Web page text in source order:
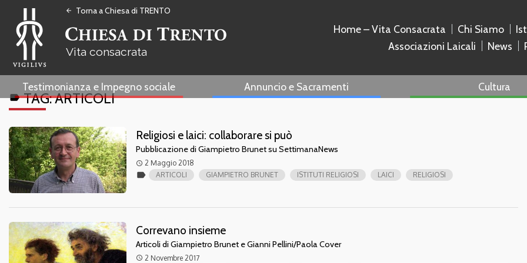
arrow_back Torna a Chiesa di TRENTO
Vita consacrata
Home – Vita Consacrata Chi Siamo
Associazioni Laicali
News
Testimonianza e Impegno sociale Annuncio e Sacramenti Cultura
labelTAG:ARTICOLI
Religiosi e laici: collaborare si può
Pubblicazione di Giampietro Brunet su SettimanaNews
access_time 2 Maggio 2018
label ARTICOLI GIAMPIETRO BRUNET ISTITUTI RELIGIOSI LAICI RELIGIOSI
Correvano insieme
Articoli di Giampietro Brunet e Gianni Pellini/Paola Cover
access_time 2 Novembre 2017